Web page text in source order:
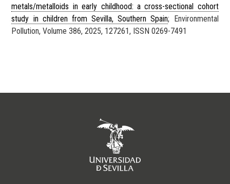
metals/metalloids in early childhood: a cross-sectional cohort
study in children from Sevilla, Southern Spain; Environmental
Pollution, Volume 386, 2025, 127261, ISSN 0269-7491